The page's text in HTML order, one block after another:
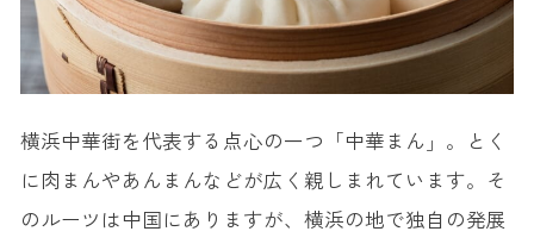
横浜中華街を代表する点心の一つ「中華まん」。とく
に肉まんやあんまんなどが広く親しまれています。そ
のルーツは中国にありますが、横浜の地で独自の発展